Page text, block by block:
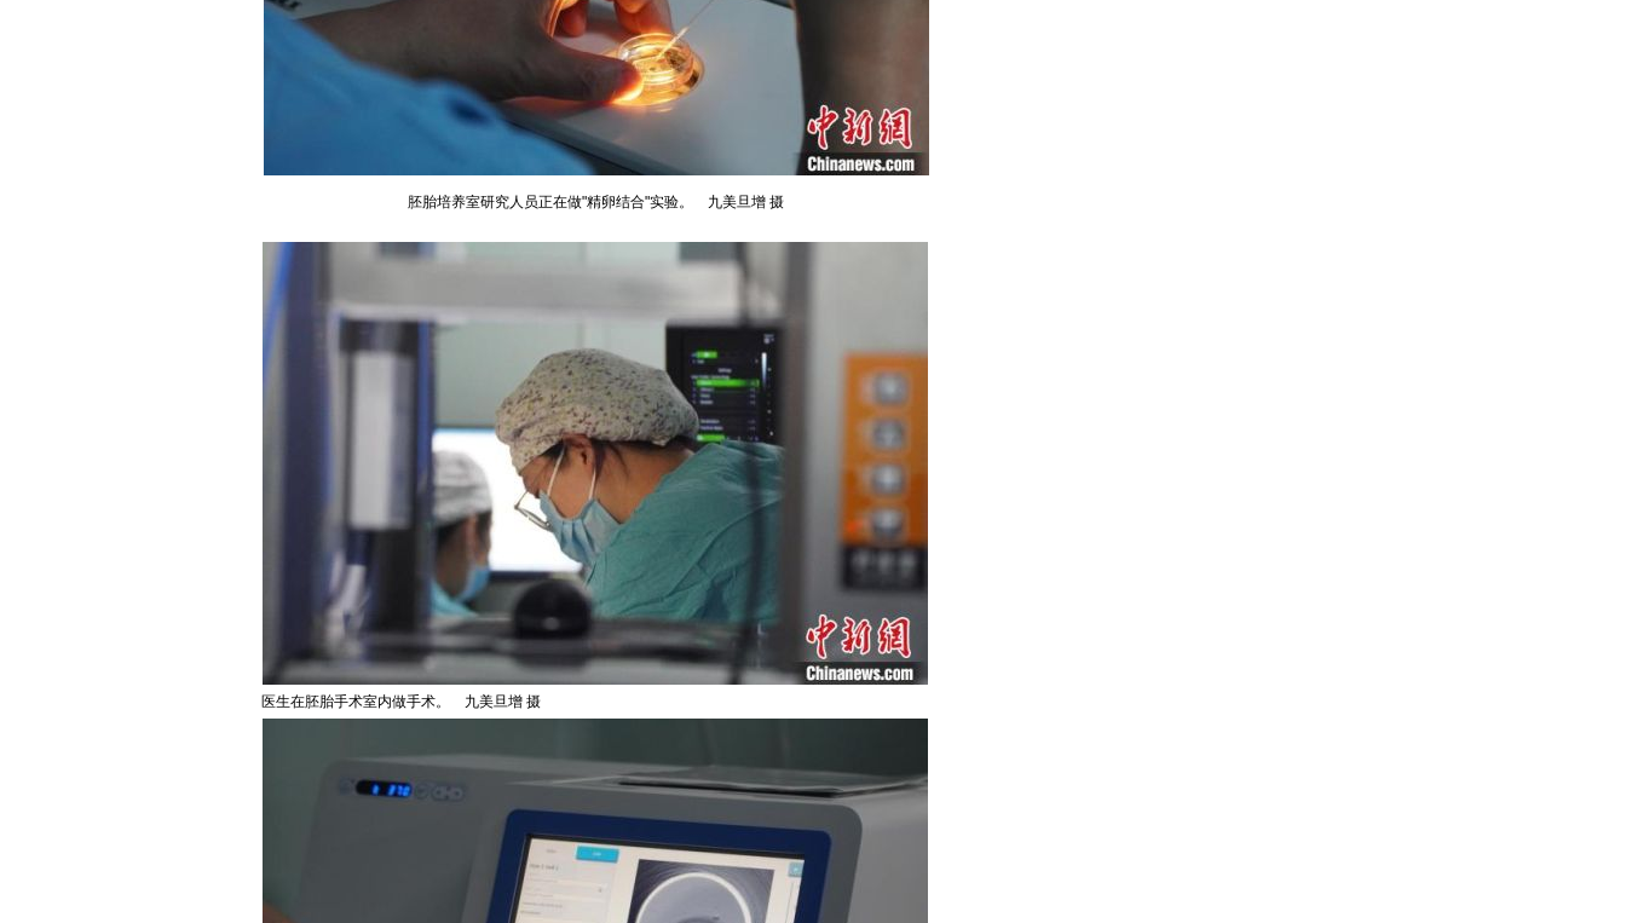
胚胎培养室研究人员正在做"精卵结合"实验。 九美旦增 摄
医生在胚胎手术室内做手术。 九美旦增 摄